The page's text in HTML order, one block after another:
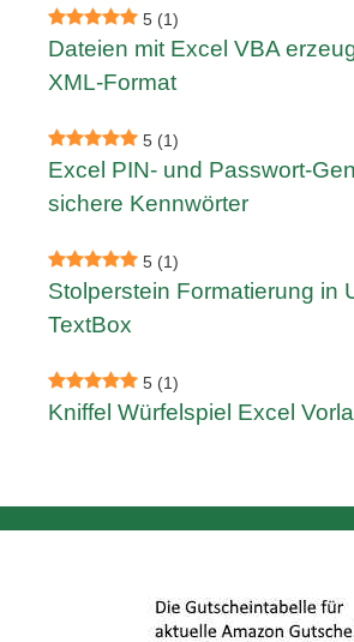
5 (1)
Dateien mit Excel VBA
XML-Format
5 (1)
Excel PIN- und Passwort-
sichere Kennwörter
5 (1)
Stolperstein Formatierung in
TextBox
5 (1)
Kniffel Würfelspiel Excel